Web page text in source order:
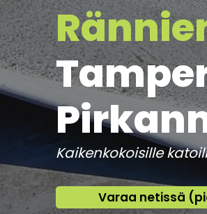
Kaikenkokoisille
Varaa netissä